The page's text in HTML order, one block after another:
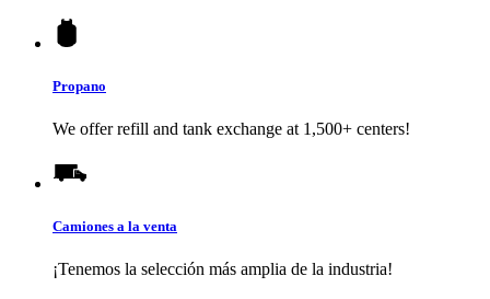
Propano
We offer refill and tank exchange at 1,500+ centers!
Camiones a la venta
¡Tenemos la selección más amplia de la industria!